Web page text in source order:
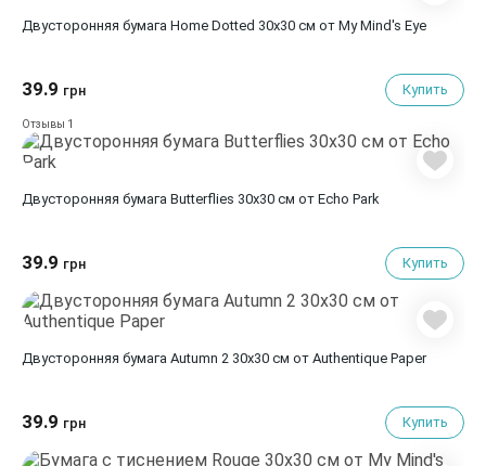
Двусторонняя бумага Home Dotted 30х30 см от My Mind's Eye
39.9 грн Купить
Отзывы 1
Двусторонняя бумага Butterflies 30х30 см от Echo Park
39.9 грн Купить
Двусторонняя бумага Autumn 2 30х30 см от Authentique Paper
39.9 грн Купить